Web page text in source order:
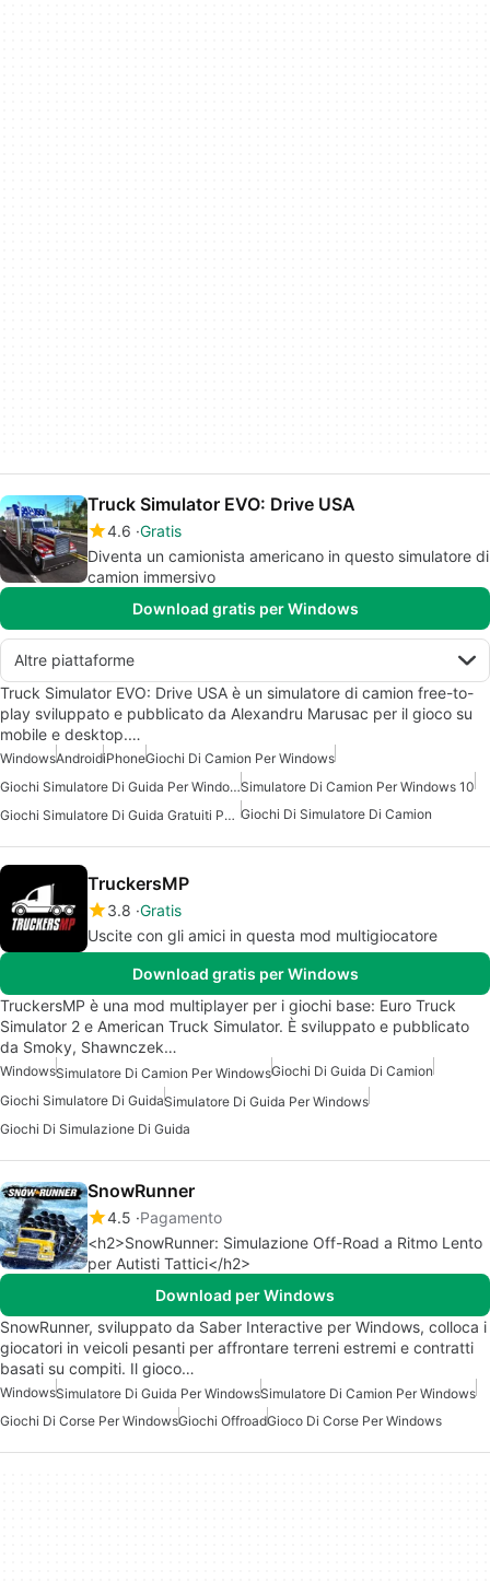
Truck Simulator EVO: Drive USA
4.6 Gratis
Diventa un camionista americano in questo simulatore di
camion immersivo
Download gratis per Windows
Altre piattaforme
Truck Simulator EVO: Drive USA è un simulatore di camion free-to-
play sviluppato e pubblicato da Alexandru Marusac per il gioco su
mobile e desktop.…
WindowsAndroidiPhoneGiochi Di Camion Per Windows
Giochi Simulatore Di Guida Per WindowsSimulatore Di Camion Per Windows 10
Giochi Simulatore Di Guida Gratuiti Per Windows Giochi Di Simulatore Di Camion
TruckersMP
3.8 Gratis
Uscite con gli amici in questa mod multigiocatore
Download gratis per Windows
TruckersMP è una mod multiplayer per i giochi base: Euro Truck
Simulator 2 e American Truck Simulator. È sviluppato e pubblicato
da Smoky, Shawnczek…
WindowsSimulatore Di Camion Per WindowsGiochi Di Guida Di Camion
Giochi Simulatore Di GuidaSimulatore Di Guida Per Windows
Giochi Di Simulazione Di Guida
SnowRunner
4.5 Pagamento
<h2>SnowRunner: Simulazione Off-Road a Ritmo Lento
per Autisti Tattici</h2>
Download per Windows
SnowRunner, sviluppato da Saber Interactive per Windows, colloca i
giocatori in veicoli pesanti per affrontare terreni estremi e contratti
basati su compiti. Il gioco…
WindowsSimulatore Di Guida Per WindowsSimulatore Di Camion Per Windows
Giochi Di Corse Per WindowsGiochi OffroadGioco Di Corse Per Windows